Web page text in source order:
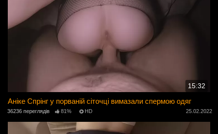
15:32
Аніке Спрінг у порваній сіточці вимазали спермою одяг
36236 переглядів 81% HD 25.02.2022